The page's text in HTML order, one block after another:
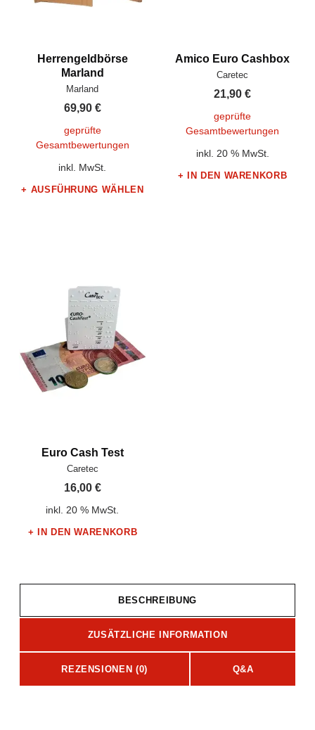
Herrengeldbörse
Marland
Marland
69,90 €
geprüfte
Gesamtbewertungen
inkl. MwSt.
AUSFÜHRUNG WÄHLEN
Amico Euro Cashbox
Caretec
21,90€
geprüfte
Gesamtbewertungen
inkl. 20 % MwSt.
IN DEN WARENKORB
Euro Cash Test
Caretec
16,00 €
inkl. 20 % MwSt.
IN DEN WARENKORB
BESCHREIBUNG
ZUSÄTZLICHE INFORMATION
REZENSIONEN (0) Q&A